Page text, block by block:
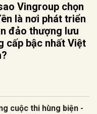
Vingroup chọn
là nơi phát triển
đảo thượng lưu
cấp bậc nhất Việt
cuộc thi hùng biện -